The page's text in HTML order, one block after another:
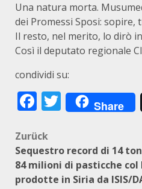
Una natura morta.
dei Promessi Sposi: sopire,
Il resto, nel merito, lo dirò
Così il deputato regionale
condividi su:
Facebook
Twitter
Share
Zurück
Sequestro record di 14
84 milioni di pasticche col
prodotte in Siria da ISIS/